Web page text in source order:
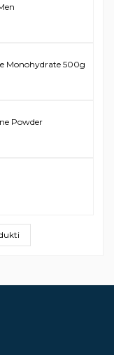
Monohydrate 500g
Powder